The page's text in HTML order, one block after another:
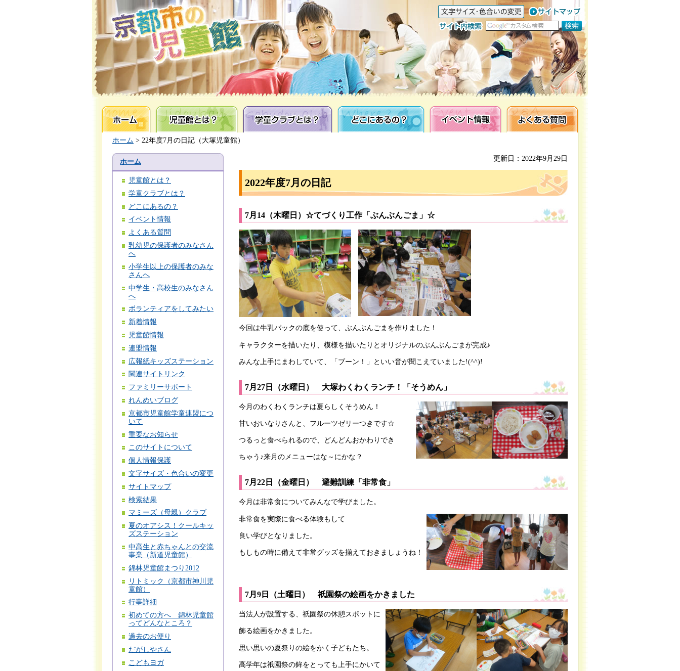
ホーム 児童館とは？ 学童クラブとは？ どこにあるの？ イベント情報 よくある質問
ホーム > 22年度7月の日記（大塚児童館）
ホーム
児童館とは？
学童クラブとは？
どこにあるの？
イベント情報
よくある質問
乳幼児の保護者のみなさん
へ
小学生以上の保護者のみな
さんへ
中学生・高校生のみなさん
へ
ボランティアをしてみたい
新着情報
児童館情報
連盟情報
広報紙キッズステーション
関連サイトリンク
ファミリーサポート
れんめいブログ
京都市児童館学童連盟につ
いて
重要なお知らせ
このサイトについて
個人情報保護
文字サイズ・色合いの変更
サイトマップ
検索結果
マミーズ（母親）クラブ
夏のオアシス！クールキッ
ズステーション
中高生と赤ちゃんとの交流
事業（新道児童館）
錦林児童館まつり2012
リトミック（京都市神川児
童館）
行事詳細
初めての方へ 錦林児童館
ってどんなところ？
過去のお便り
だがしやさん
こどもヨガ
更新日：2022年9月29日
2022年度7月の日記
7月14（木曜日）☆てづくり工作「ぶんぶんごま」☆
今回は牛乳パックの底を使って、ぶんぶんごまを作りました！
キャラクターを描いたり、模様を描いたりとオリジナルのぶんぶんごまが完成♪
みんな上手にまわしていて、「ブーン！」といい音が聞こえていました!(^^)!
7月27日（水曜日） 大塚わくわくランチ！「そうめん」
今月のわくわくランチは夏らしくそうめん！
甘いおいなりさんと、フルーツゼリーつきです☆
つるっと食べられるので、どんどんおかわりでき
ちゃう♪来月のメニューはな～にかな？
7月22日（金曜日） 避難訓練「非常食」
今月は非常食についてみんなで学びました。
非常食を実際に食べる体験もして
良い学びとなりました。
もしもの時に備えて非常グッズを揃えておきましょうね！
7月9日（土曜日） 祇園祭の絵画をかきました
当法人が設置する、祇園祭の休憩スポットに
飾る絵画をかきました。
思い思いの夏祭りの絵をかく子どもたち。
高学年は祇園祭の鉾をとっても上手にかいて